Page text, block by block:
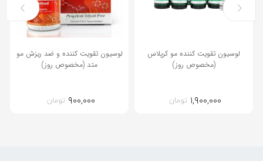
لوسیون تقویت کننده مو کرپلاس
(مخصوص روز)
۱,۹۰۰,۰۰۰ تومان
لوسیون تقویت کننده و ضد ریزش مو
متد (مخصوص روز)
۹۰۰,۰۰۰ تومان